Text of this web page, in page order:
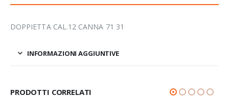
DOPPIETTA CAL.12 CANNA 71 31
INFORMAZIONI AGGIUNTIVE
PRODOTTI CORRELATI